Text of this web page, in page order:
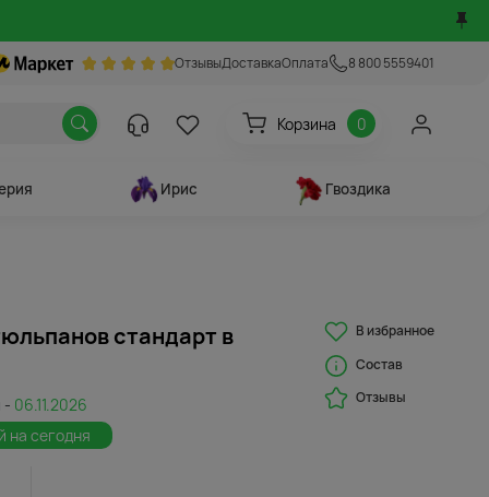
ОтзывыДоставкаОплата 8 800 5559401
Корзина 0
Ирис Гвоздика
стандарт в
- 06.11.2026
на сегодня
В избранное
Состав
Отзывы